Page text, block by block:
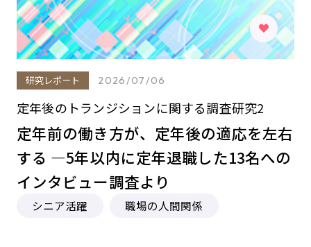
研究レポート 2026/07/06
定年後のトランジションに関する調査研究2
定年前の働き方が、定年後の適応を左右
する ―5年以内に定年退職した13名への
インタビュー調査より
シニア活躍 職場の人間関係